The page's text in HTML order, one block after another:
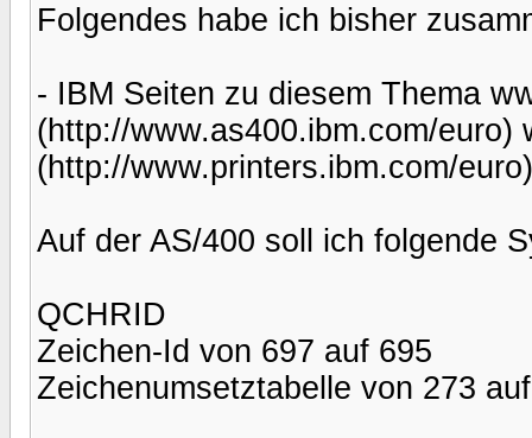
Folgendes habe ich bisher
- IBM Seiten zu diesem Thema
(http://www.as400.ibm.com/euro)
(http://www.printers.ibm.com/euro)
Auf der AS/400 soll ich folgende
QCHRID
Zeichen-Id von 697 auf 695
Zeichenumsetztabelle von 273